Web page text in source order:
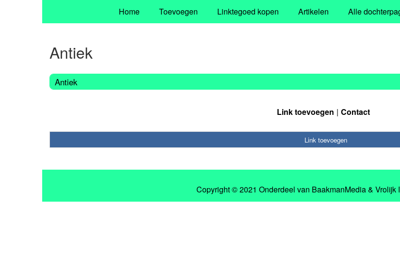
Home Toevoegen Linktegoed kopen Artikelen Alle
Antiek
Antiek
Link toevoegen Contact
Link toevoegen
Copyright © 2021 Onderdeel van BaakmanMedia& Vrolijk